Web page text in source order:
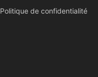
Politique de confidentialité